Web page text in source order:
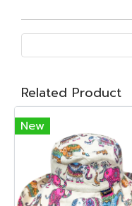
Related Product
New